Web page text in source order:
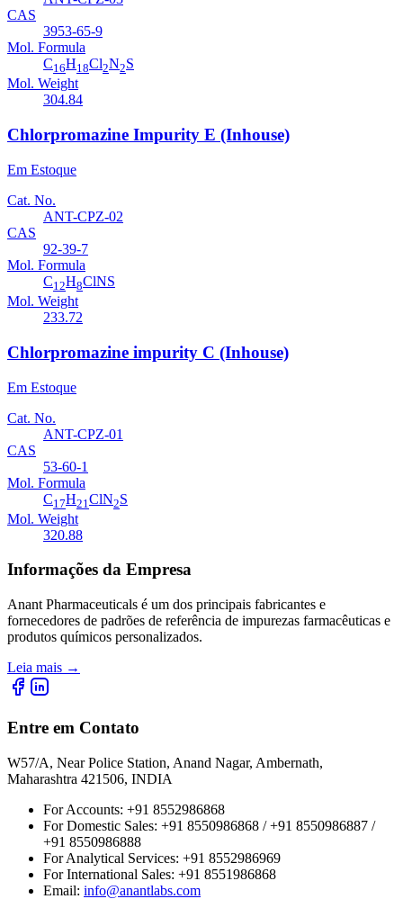
CAS
3953-65-9
Mol. Formula
C16H18Cl2N2S
Mol. Weight
304.84
Chlorpromazine Impurity E (Inhouse)
Em Estoque
Cat. No.
ANT-CPZ-02
CAS
92-39-7
Mol. Formula
C12H8ClNS
Mol. Weight
233.72
Chlorpromazine impurity C (Inhouse)
Em Estoque
Cat. No.
ANT-CPZ-01
CAS
53-60-1
Mol. Formula
C17H21 ClN2S
Mol. Weight
320.88
Informações da Empresa
Anant Pharmaceuticals é um dos principais fabricantes e
fornecedores de padrões de referência de impurezas farmacêuticas e
produtos químicos personalizados.
Leia mais →
Entre em Contato
W57/A, Near Police Station, Anand Nagar, Ambernath,
Maharashtra 421506, INDIA
For Accounts: +91 8552986868
For Domestic Sales: +91 8550986868 / +91 8550986887 /
+91 8550986888
For Analytical Services: +91 8552986969
For International Sales: +91 8551986868
Email: info@anantlabs.com